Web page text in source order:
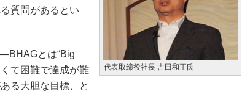
代表取締役社長 吉田和正氏
質問があるとい
とは“Big
て困難で達成が難
る大胆な目標、と